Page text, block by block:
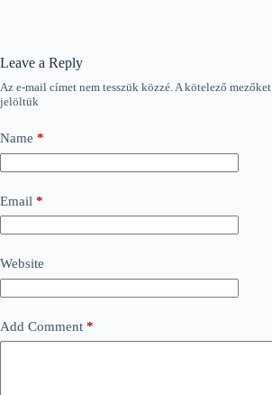
Leave a Reply
Az e-mail címet nem tesszük közzé.A kötelező mezőket
jelöltük
Name *
Email *
Website
Add Comment *